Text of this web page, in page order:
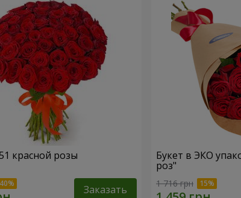
красной розы
Заказать
Букет в ЭКО
роз"
1 716 грн